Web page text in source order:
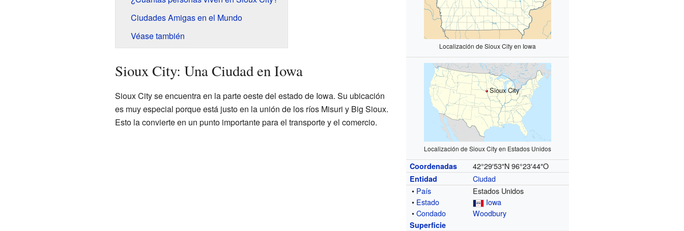
Localización de Sioux City en Iowa
Sioux City
Localización de Sioux City en Estados Unidos
Coordenadas 42°29′53″N 96°23′44″O
Entidad
Ciudad
• País
Estados Unidos
• Estado
Iowa
•Condado Woodbury
Superficie
Ciudades Amigas en el Mundo
Véase también
Sioux City: Una Ciudad en Iowa
Sioux City se encuentra en la parte oeste del estado de Iowa. Su ubicación
es muy especial porque está justo en la unión de los ríos Misuri y Big Sioux.
Esto la convierte en un punto importante para el transporte y el comercio.